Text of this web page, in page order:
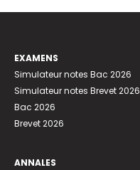
EXAMENS
Simulateur notes Bac 2026
Simulateur notes Brevet 2026
Bac 2026
Brevet 2026
ANNALES